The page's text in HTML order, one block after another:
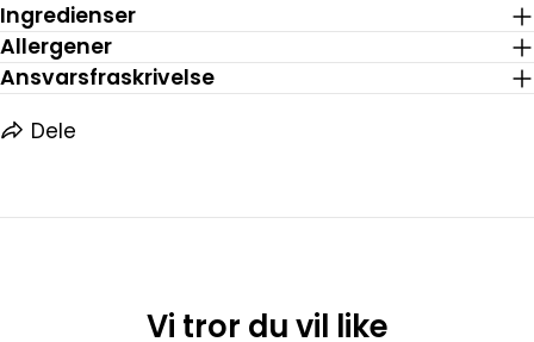
Ingredienser
Allergener
Ansvarsfraskrivelse
Dele
Vi tror du vil like